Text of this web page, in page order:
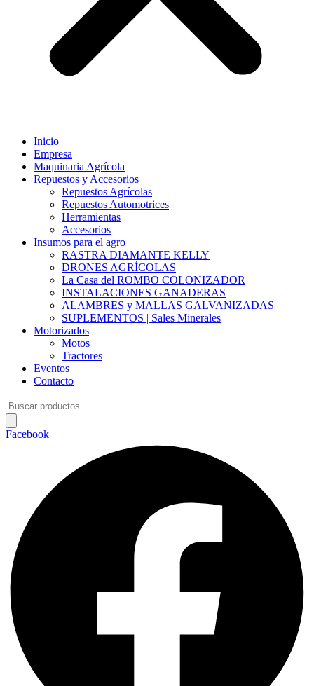
Inicio
Empresa
Maquinaria Agrícola
Repuestos y Accesorios
Repuestos Agrícolas
Repuestos Automotrices
Herramientas
Accesorios
Insumos para el agro
RASTRA DIAMANTE KELLY
DRONES AGRÍCOLAS
La Casa del ROMBO COLONIZADOR
INSTALACIONES GANADERAS
ALAMBRES y MALLAS GALVANIZADAS
SUPLEMENTOS | Sales Minerales
Motorizados
Motos
Tractores
Eventos
Contacto
Búsqueda
de
productos
Facebook